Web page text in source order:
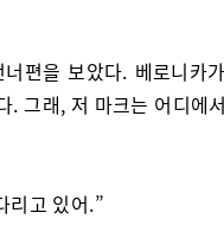
편을 보았다. 베로니카
. 그래, 저 마크는 어디에
리고 있어.”